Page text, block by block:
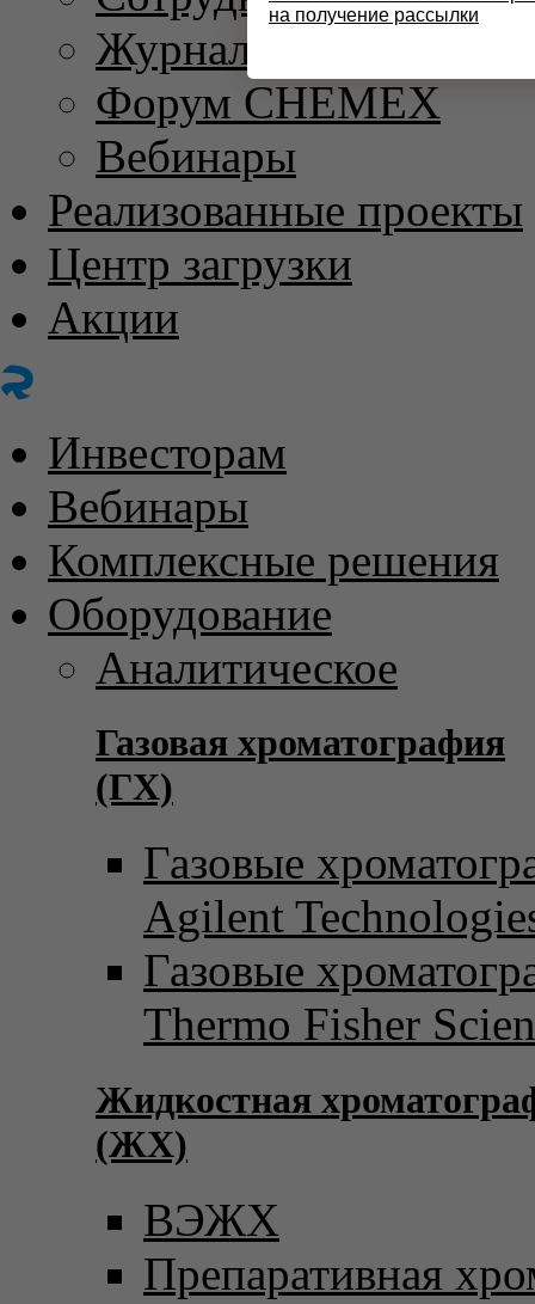
Журнал
Форум CHEMEX
Вебинары
Реализованные проекты
Центр загрузки
Акции
Инвесторам
Вебинары
Комплексные решения
Оборудование
Аналитическое
Газовая хроматография
(ГХ)
Газовые
Agilent
Газовые
Thermo Fisher
Жидкостная
(ЖХ)
ВЭЖХ
Препаративная
на получение рассылки